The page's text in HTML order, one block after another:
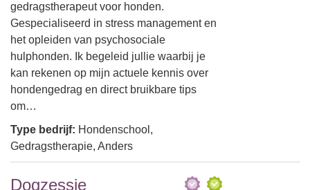
gedragstherapeut voor honden.
Gespecialiseerd in stress management en
het opleiden van psychosociale
hulphonden. Ik begeleid jullie waarbij je
kan rekenen op mijn actuele kennis over
hondengedrag en direct bruikbare tips
om…
Type bedrijf: Hondenschool,
Gedragstherapie, Anders
Dogzessie